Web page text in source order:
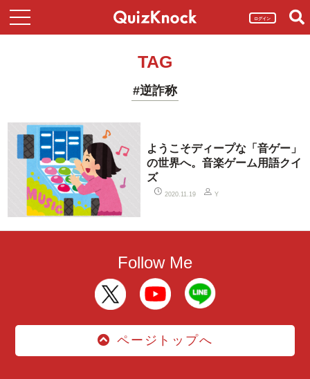
ログイン
TAG
#逆詐称
ようこそディープな「音ゲー」
の世界へ。音楽ゲーム用語クイ
ズ
2020.11.19 Y
Follow Me
ページトップへ